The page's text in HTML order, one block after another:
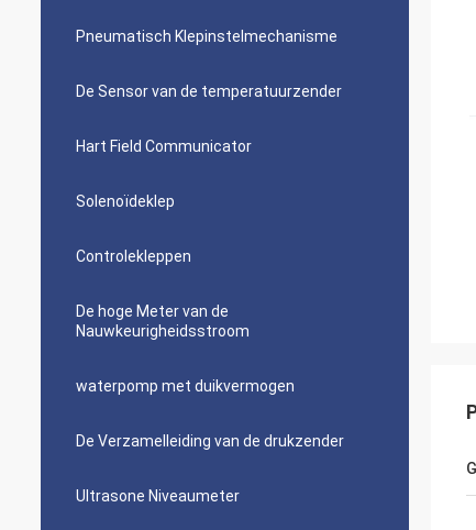
Pneumatisch Klepinstelmechanisme
De Sensor van de temperatuurzender
Hart Field Communicator
Solenoïdeklep
Controlekleppen
De hoge Meter van de
Nauwkeurigheidsstroom
waterpomp met duikvermogen
De Verzamelleiding van de drukzender
Ultrasone Niveaumeter